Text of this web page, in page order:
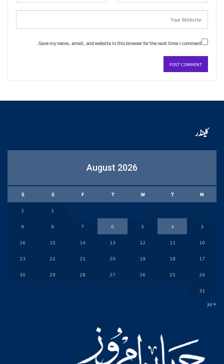
Save my name, email, and website in this browser for the next time I comment.
کلینڈر
August 2026
M
T
W
T
F
S
S
1
2
3
4
5
6
7
8
9
10
11
12
13
14
15
16
17
18
19
20
21
22
23
24
25
26
27
28
29
30
31
« Jul